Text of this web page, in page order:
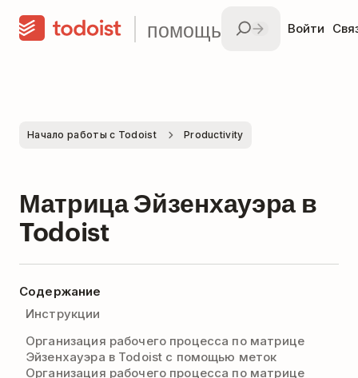
помощь Войти
Начало работы с Todoist Productivity
Матрица Эйзенхауэра в
Todoist
Содержание
Инструкции
Организация рабочего процесса по матрице
Эйзенхауэра в Todoist с помощью меток
Организация рабочего процесса по матрице